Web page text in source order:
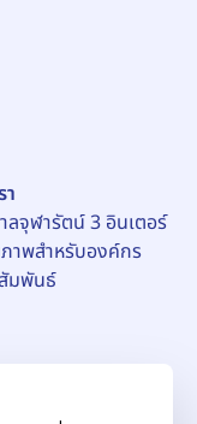
า
ลจุฬารัตน์ 3 อินเตอร์
าพสำหรับองค์กร
มพันธ์